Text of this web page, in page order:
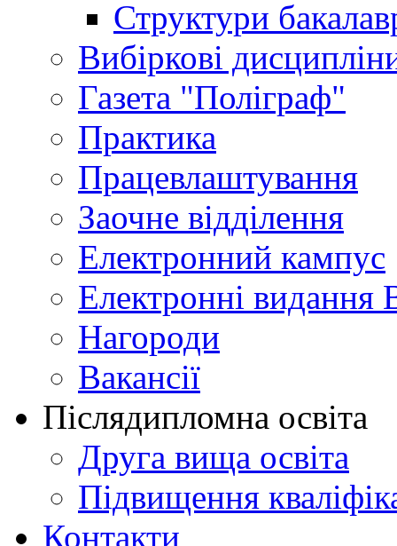
Структури
Вибіркові
Газета "Поліграф"
Практика
Працевлаштування
Заочне відділення
Електронний кампус
Електронні видання
Нагороди
Вакансії
Післядипломна освіта
Друга вища освіта
Підвищення
Контакти